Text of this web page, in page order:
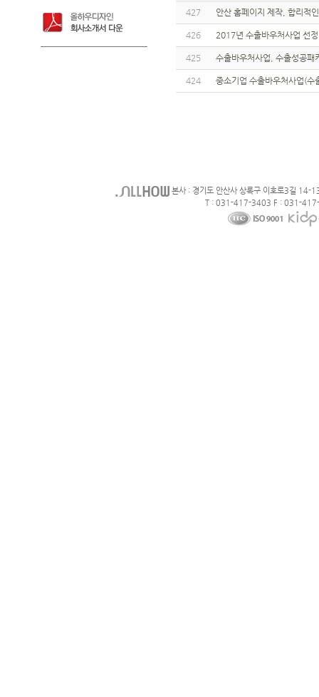
427 안산 홈페이지 제작, 합리적
426 2017년 수출바우처사업 선
425 수출바우처사업, 수출성공패
424 중소기업 수출바우처사업(수
본사 : 경기도 안산사 상록구 이호로3길 14-
T : 031-417-3403 F : 031-